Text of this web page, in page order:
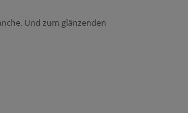
Und zum glänzenden